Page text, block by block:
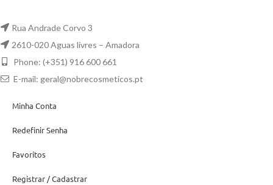
Rua Andrade Corvo 3
2610-020 Aguas livres – Amadora
Phone: (+351) 916 600 661
E-mail: geral@nobrecosmeticos.pt
Minha Conta
Redefinir Senha
Favoritos
Registrar / Cadastrar